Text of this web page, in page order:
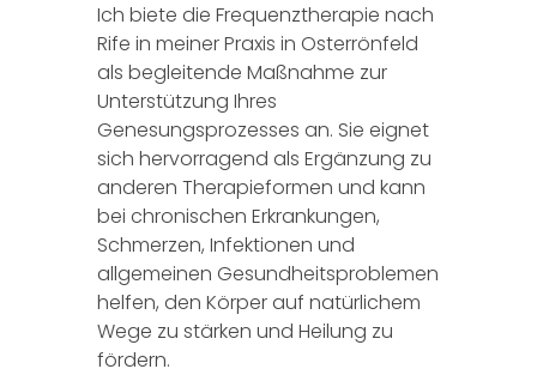
Ich biete die Frequenztherapie nach
Rife in meiner Praxis in Osterrönfeld
als begleitende Maßnahme zur
Unterstützung Ihres
Genesungsprozesses an. Sie eignet
sich hervorragend als Ergänzung zu
anderen Therapieformen und kann
bei chronischen Erkrankungen,
Schmerzen, Infektionen und
allgemeinen Gesundheitsproblemen
helfen, den Körper auf natürlichem
Wege zu stärken und Heilung zu
fördern.